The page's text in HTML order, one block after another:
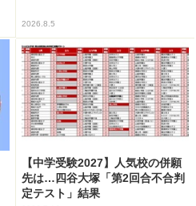
2026.8.5
【中学受験2027】人気校の併願
先は…四谷大塚「第2回合不合判
定テスト」結果